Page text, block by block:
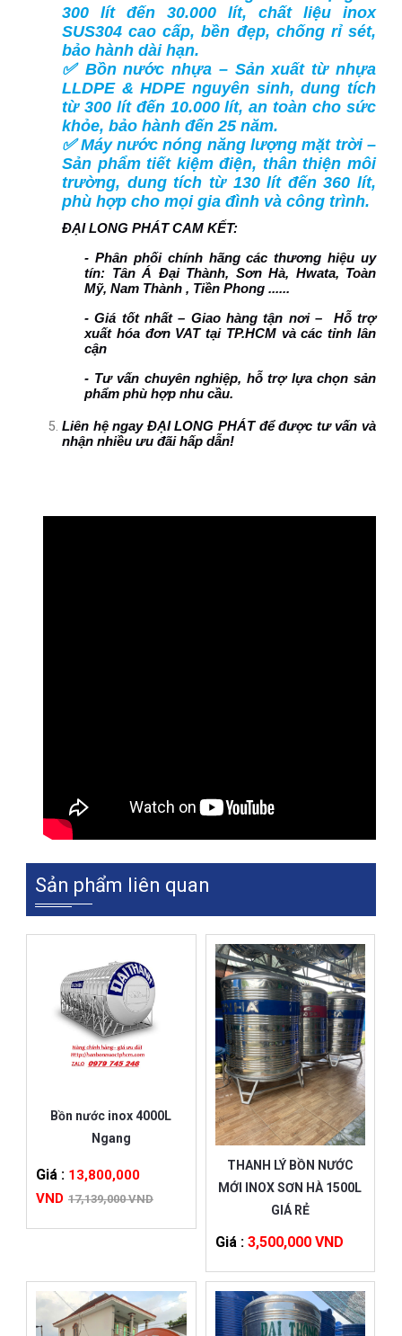
300 lít đến 30.000 lít, chất liệu inox
SUS304 cao cấp, bền đẹp, chống rỉ sét,
bảo hành dài hạn.
✅ Bồn nước nhựa – Sản xuất từ nhựa
LLDPE & HDPE nguyên sinh, dung tích
từ 300 lít đến 10.000 lít, an toàn cho sức
khỏe, bảo hành đến 25 năm.
✅ Máy nước nóng năng lượng mặt trời –
Sản phẩm tiết kiệm điện, thân thiện môi
trường, dung tích từ 130 lít đến 360 lít,
phù hợp cho mọi gia đình và công trình.
ĐẠI LONG PHÁT CAM KẾT:
- Phân phối chính hãng các thương hiệu uy
tín: Tân Á Đại Thành, Sơn Hà, Hwata, Toàn
Mỹ, Nam Thành , Tiền Phong ......
- Giá tốt nhất – Giao hàng tận nơi – Hỗ trợ
xuất hóa đơn VAT tại TP.HCM và các tỉnh lân
cận
- Tư vấn chuyên nghiệp, hỗ trợ lựa chọn sản
phẩm phù hợp nhu cầu.
Liên hệ ngay ĐẠI LONG PHÁT để được tư vấn và
nhận nhiều ưu đãi hấp dẫn!
Sản phẩm liên quan
Bồn nước inox 4000L
Ngang
Giá : 13,800,000
VND 17,139,000 VND
THANH LÝ BỒN NƯỚC
MỚI INOX SƠN HÀ 1500L
GIÁ RẺ
Giá : 3,500,000 VND